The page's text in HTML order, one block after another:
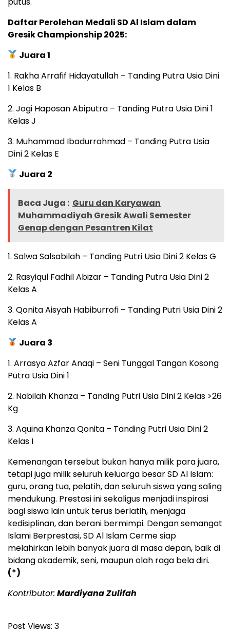
Daftar Perolehan Medali SD Al Islam dalam
Gresik Championship 2025:
Juara 1
1. Rakha Arrafif Hidayatullah – Tanding Putra Usia Dini
1 Kelas B
2. Jogi Haposan Abiputra – Tanding Putra Usia Dini 1
Kelas J
3. Muhammad Ibadurrahmad – Tanding Putra Usia
Dini 2 Kelas E
Juara 2
Baca Juga : Guru dan Karyawan
Muhammadiyah Gresik Awali Semester
Genap dengan Pesantren Kilat
1. Salwa Salsabilah – Tanding Putri Usia Dini 2 Kelas G
2. Rasyiqul Fadhil Abizar – Tanding Putra Usia Dini 2
Kelas A
3. Qonita Aisyah Habiburrofi – Tanding Putri Usia Dini 2
Kelas A
Juara 3
1. Arrasya Azfar Anaqi – Seni Tunggal Tangan Kosong
Putra Usia Dini 1
2. Nabilah Khanza – Tanding Putri Usia Dini 2 Kelas >26
Kg
3. Aquina Khanza Qonita – Tanding Putri Usia Dini 2
Kelas I
Kemenangan tersebut bukan hanya milik para juara,
tetapi juga milik seluruh keluarga besar SD Al Islam:
guru, orang tua, pelatih, dan seluruh siswa yang saling
mendukung. Prestasi ini sekaligus menjadi inspirasi
bagi siswa lain untuk terus berlatih, menjaga
kedisiplinan, dan berani bermimpi. Dengan semangat
Islami Berprestasi, SD Al Islam Cerme siap
melahirkan lebih banyak juara di masa depan, baik di
bidang akademik, seni, maupun olah raga bela diri.
(*)
Kontributor: Mardiyana Zulifah
Post Views: 3